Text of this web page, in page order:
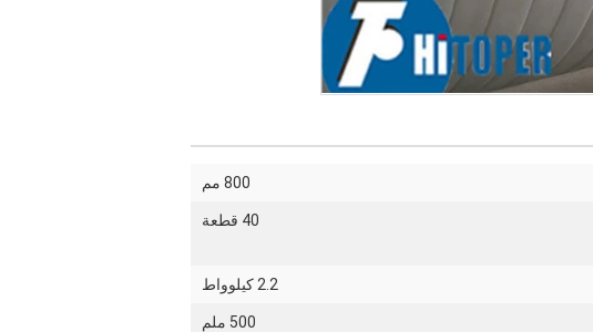
800 مم
40 قطعة
2.2 كيلوواط
500 ملم